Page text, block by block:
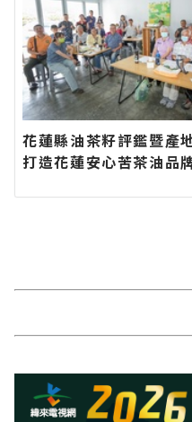
花蓮縣油茶籽評鑑暨產
打造花蓮安心苦茶油品
駢芘花蓮縣政府最高補